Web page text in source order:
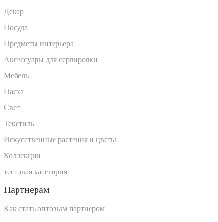
Декор
Посуда
Предметы интерьера
Аксессуары для сервировки
Мебель
Пасха
Свет
Текстиль
Искусственные растения и цветы
Коллекции
тестовая категория
Партнерам
Как стать оптовым партнером